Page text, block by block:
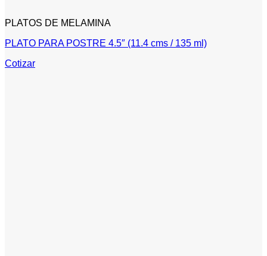
PLATOS DE MELAMINA
PLATO PARA POSTRE 4.5″ (11.4 cms / 135 ml)
Cotizar